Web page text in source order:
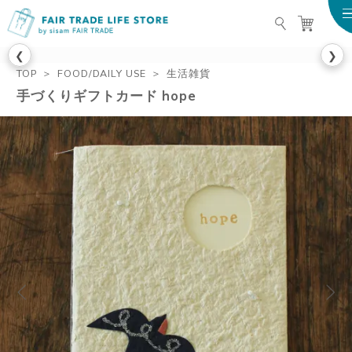
FAIR TRADE LIFE
❮ ❯
TOP FOOD/DAILY USE 生活雑貨
手づくりギフトカード hope